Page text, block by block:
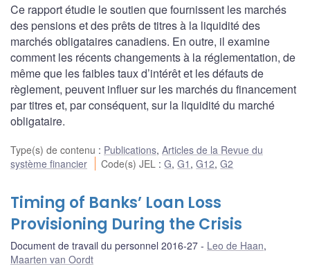
Ce rapport étudie le soutien que fournissent les marchés
des pensions et des prêts de titres à la liquidité des
marchés obligataires canadiens. En outre, il examine
comment les récents changements à la réglementation, de
même que les faibles taux d’intérêt et les défauts de
règlement, peuvent influer sur les marchés du financement
par titres et, par conséquent, sur la liquidité du marché
obligataire.
Type(s) de contenu : Publications, Articles de la Revue du
système financier
Code(s) JEL :G,G1 ,G12,G2
Timing of Banks’ Loan Loss
Provisioning During the Crisis
Document de travail du personnel 2016-27 Leo de Haan,
Maarten van Oordt